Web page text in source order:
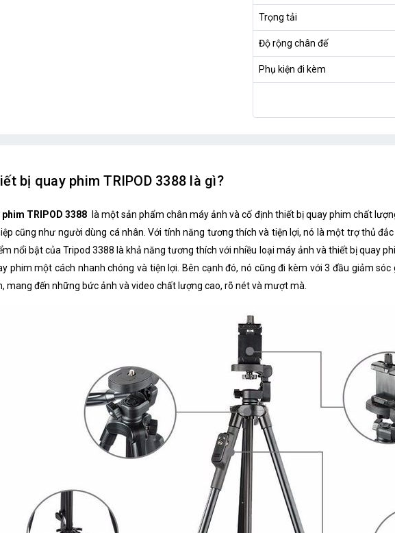
Trọng tải
Độ rộng chân đế
Phụ kiện đi kèm
bị quay phim TRIPOD 3388 là gì?
TRIPOD 3388
là một sản phẩm chân máy ảnh và cố định thiết bị quay phim chất
cũng như người dùng cá nhân. Với tính năng tương thích và tiện lợi, nó là một trợ thủ
nổi bật của Tripod 3388 là khả năng tương thích với nhiều loại máy ảnh và thiết bị quay
phim một cách nhanh chóng và tiện lợi. Bên cạnh đó, nó cũng đi kèm với 3 đầu giảm
mang đến những bức ảnh và video chất lượng cao, rõ nét và mượt mà.